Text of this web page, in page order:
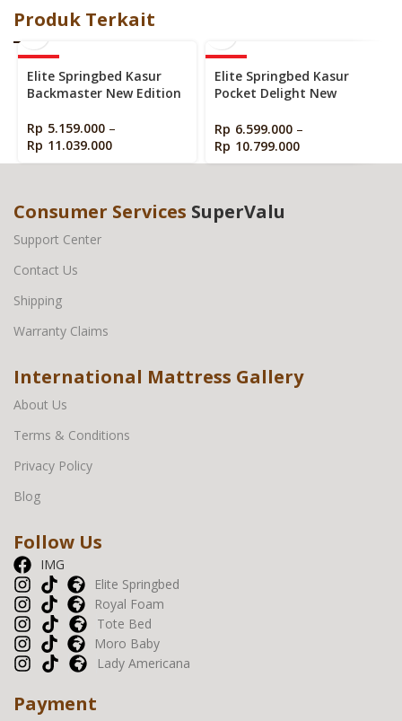
Produk Terkait
Elite Springbed Kasur
Backmaster New Edition
Rp 5.159.000 –
Rp 11.039.000
Elite Springbed Kasur
Pocket Delight New
Rp 6.599.000–
Rp 10.799.000
Consumer Services SuperValu
Support Center
Contact Us
Shipping
Warranty Claims
International Mattress Gallery
About Us
Terms & Conditions
Privacy Policy
Blog
Follow Us
IMG
Elite Springbed
Royal Foam
Tote Bed
Moro Baby
Lady Americana
Payment